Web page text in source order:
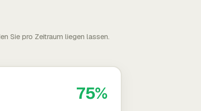
Sie pro Zeitraum liegen lassen.
75%